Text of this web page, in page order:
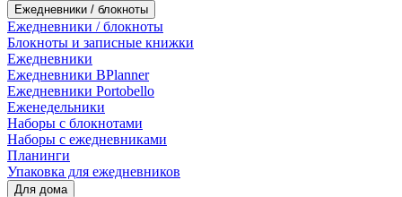
Ежедневники / блокноты
Ежедневники / блокноты
Блокноты и записные книжки
Ежедневники
Ежедневники BPlanner
Ежедневники Portobello
Еженедельники
Наборы с блокнотами
Наборы с ежедневниками
Планинги
Упаковка для ежедневников
Для дома